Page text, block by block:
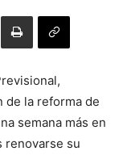
de la reforma de
semana más en
renovarse su